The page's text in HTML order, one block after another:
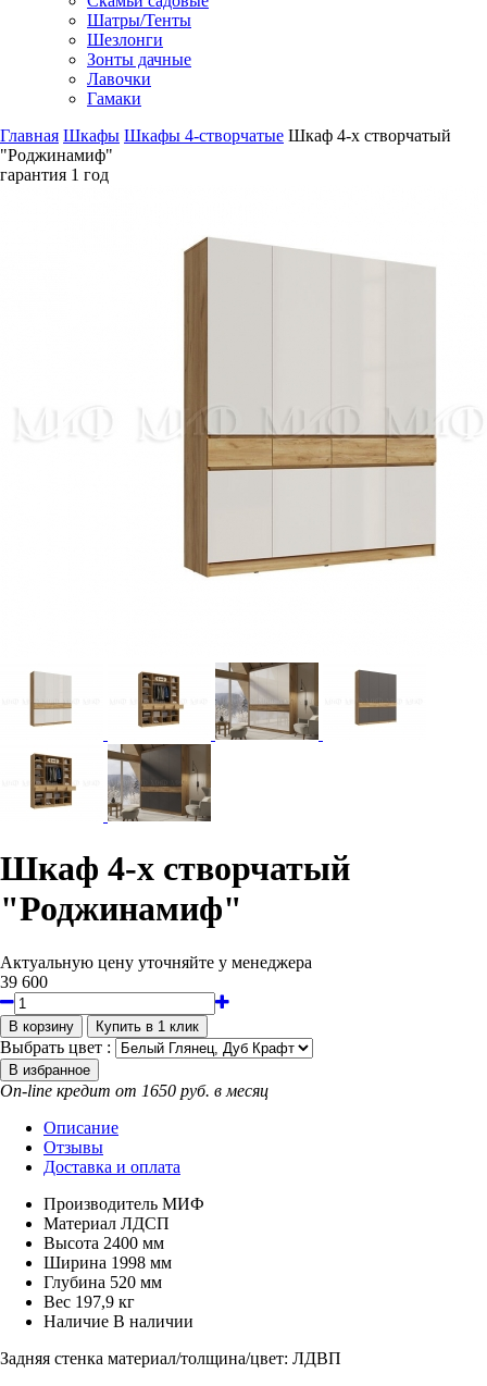
Шатры/Тенты
Шезлонги
Зонты дачные
Лавочки
Гамаки
Главная Шкафы Шкафы 4-створчатые Шкаф 4-х створчатый
"Роджинамиф"
гарантия 1 год
Шкаф 4-х створчатый
"Роджинамиф"
Актуальную цену уточняйте у менеджера
39 600
Выбрать цвет :
On-line кредит от 1650 руб. в месяц
Описание
Отзывы
Доставка и оплата
Производитель МИФ
Материал ЛДСП
Высота 2400 мм
Ширина 1998 мм
Глубина 520 мм
Вес 197,9 кг
Наличие В наличии
Задняя стенка материал/толщина/цвет: ЛДВП